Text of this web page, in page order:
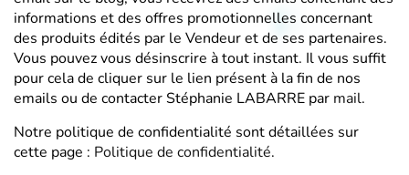
informations et des offres promotionnelles concernant
des produits édités par le Vendeur et de ses partenaires.
Vous pouvez vous désinscrire à tout instant. Il vous suffit
pour cela de cliquer sur le lien présent à la fin de nos
emails ou de contacter Stéphanie LABARRE par mail.
Notre politique de confidentialité sont détaillées sur
cette page : Politique de confidentialité.